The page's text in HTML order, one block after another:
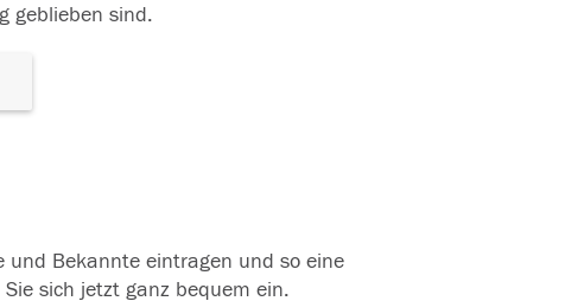
geblieben sind.
und Bekannte eintragen und so eine
sich jetzt ganz bequem ein.